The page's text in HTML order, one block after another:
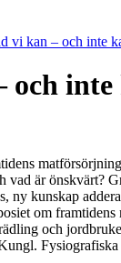
vi kan – och inte
och inte
vad är önskvärt?
ny kunskap
om
och